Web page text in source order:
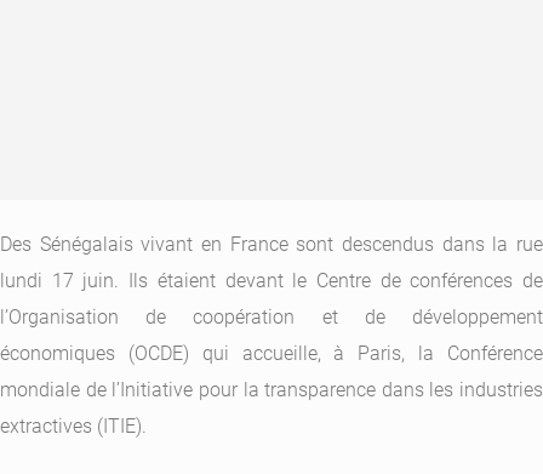
Des Sénégalais vivant en France sont descendus dans la rue
lundi 17 juin. Ils étaient devant le Centre de conférences de
l’Organisation de coopération et de développement
économiques (OCDE) qui accueille, à Paris, la Conférence
mondiale de l’Initiative pour la transparence dans les industries
extractives (ITIE).